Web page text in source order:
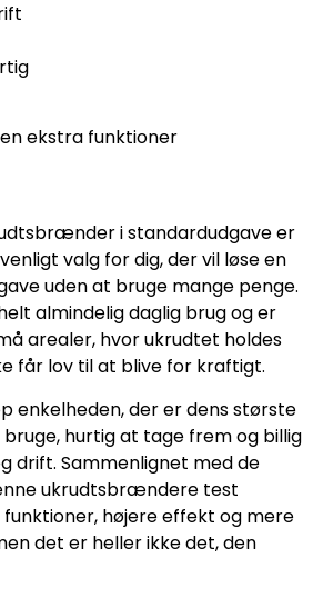
ekstra funktioner
i standardudgave er
valg for dig, der vil løse en
uden at bruge mange penge.
almindelig daglig brug og er
arealer, hvor ukrudtet holdes
får lov til at blive for kraftigt.
enkelheden, der er dens største
hurtig at tage frem og billig
drift. Sammenlignet med de
ukrudtsbrændere test
højere effekt og mere
det er heller ikke det, den